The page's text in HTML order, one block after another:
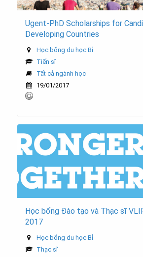
Ugent-PhD Scholarships for
Developing Countries
Học bổng du học Bỉ
Tiến sĩ
Tất cả ngành học
19/01/2017
Học bổng Đào tạo và Thạc sĩ
2017
Học bổng du học Bỉ
Thạc sĩ